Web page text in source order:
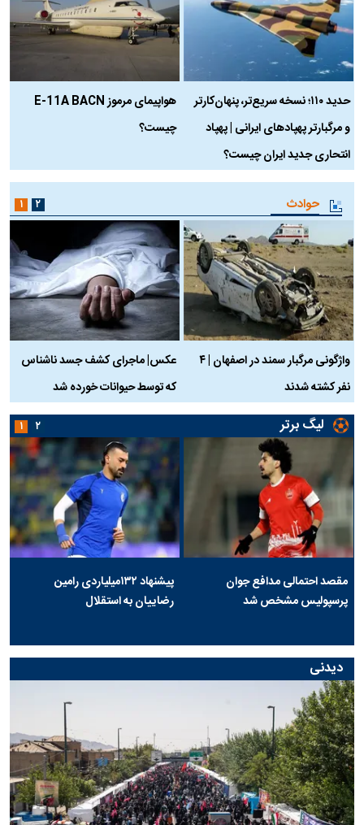
حدید ۱۱۰؛ نسخه سریع‌تر، پنهان‌کارتر
و مرگبارتر پهپادهای ایرانی | پهپاد
انتحاری جدید ایران چیست؟
هواپیمای مرموز E-11A BACN
چیست؟
حوادث
واژگونی مرگبار سمند در اصفهان | ۴
نفر کشته شدند
عکس| ماجرای کشف جسد ناشناس
که توسط حیوانات خورده شد
۱ ۲
لیگ برتر
مقصد احتمالی مدافع جوان
پرسپولیس مشخص شد
پیشنهاد ۱۳۲میلیاردی رامین
رضاییان به استقلال
۱ ۲
دیدنی